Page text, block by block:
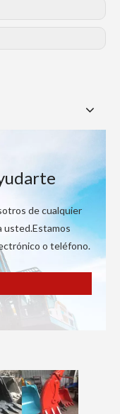
de cualquier
usted.Estamos
o teléfono.